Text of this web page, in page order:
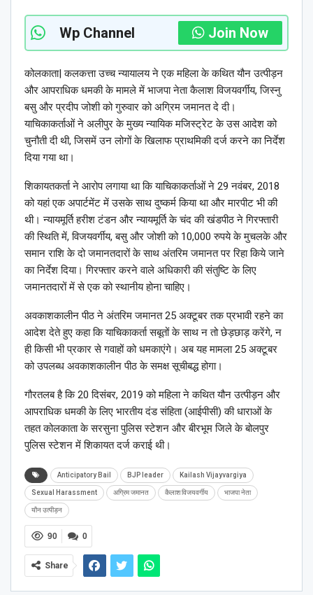
Wp Channel Join Now
कोलकाता| कलकत्ता उच्च न्यायालय ने एक महिला के कथित यौन उत्पीड़न
और आपराधिक धमकी के मामले में भाजपा नेता कैलाश विजयवर्गीय, जिस्नु
बसु और प्रदीप जोशी को गुरुवार को अग्रिम जमानत दे दी।
याचिकाकर्ताओं ने अलीपुर के मुख्य न्यायिक मजिस्ट्रेट के उस आदेश को
चुनौती दी थी, जिसमें उन लोगों के खिलाफ प्राथमिकी दर्ज करने का निर्देश
दिया गया था।
शिकायतकर्ता ने आरोप लगाया था कि याचिकाकर्ताओं ने 29 नवंबर, 2018
को यहां एक अपार्टमेंट में उसके साथ दुष्कर्म किया था और मारपीट भी की
थी। न्यायमूर्ति हरीश टंडन और न्यायमूर्ति के चंद की खंडपीठ ने गिरफ्तारी
की स्थिति में, विजयवर्गीय, बसु और जोशी को 10,000 रुपये के मुचलके और
समान राशि के दो जमानतदारों के साथ अंतरिम जमानत पर रिहा किये जाने
का निर्देश दिया। गिरफ्तार करने वाले अधिकारी की संतुष्टि के लिए
जमानतदारों में से एक को स्थानीय होना चाहिए।
अवकाशकालीन पीठ ने अंतरिम जमानत 25 अक्टूबर तक प्रभावी रहने का
आदेश देते हुए कहा कि याचिकाकर्ता सबूतों के साथ न तो छेड़छाड़ करेंगे, न
ही किसी भी प्रकार से गवाहों को धमकाएंगे। अब यह मामला 25 अक्टूबर
को उपलब्ध अवकाशकालीन पीठ के समक्ष सूचीबद्ध होगा।
गौरतलब है कि 20 दिसंबर, 2019 को महिला ने कथित यौन उत्पीड़न और
आपराधिक धमकी के लिए भारतीय दंड संहिता (आईपीसी) की धाराओं के
तहत कोलकाता के सरसुना पुलिस स्टेशन और बीरभूम जिले के बोलपुर
पुलिस स्टेशन में शिकायत दर्ज कराई थी।
Anticipatory Bail BJP leader Kailash Vijayvargiya
Sexual Harassment अग्रिम जमानत कैलाश विजयवर्गीय भाजपा नेता
यौन उत्पीड़न
0
90
Share